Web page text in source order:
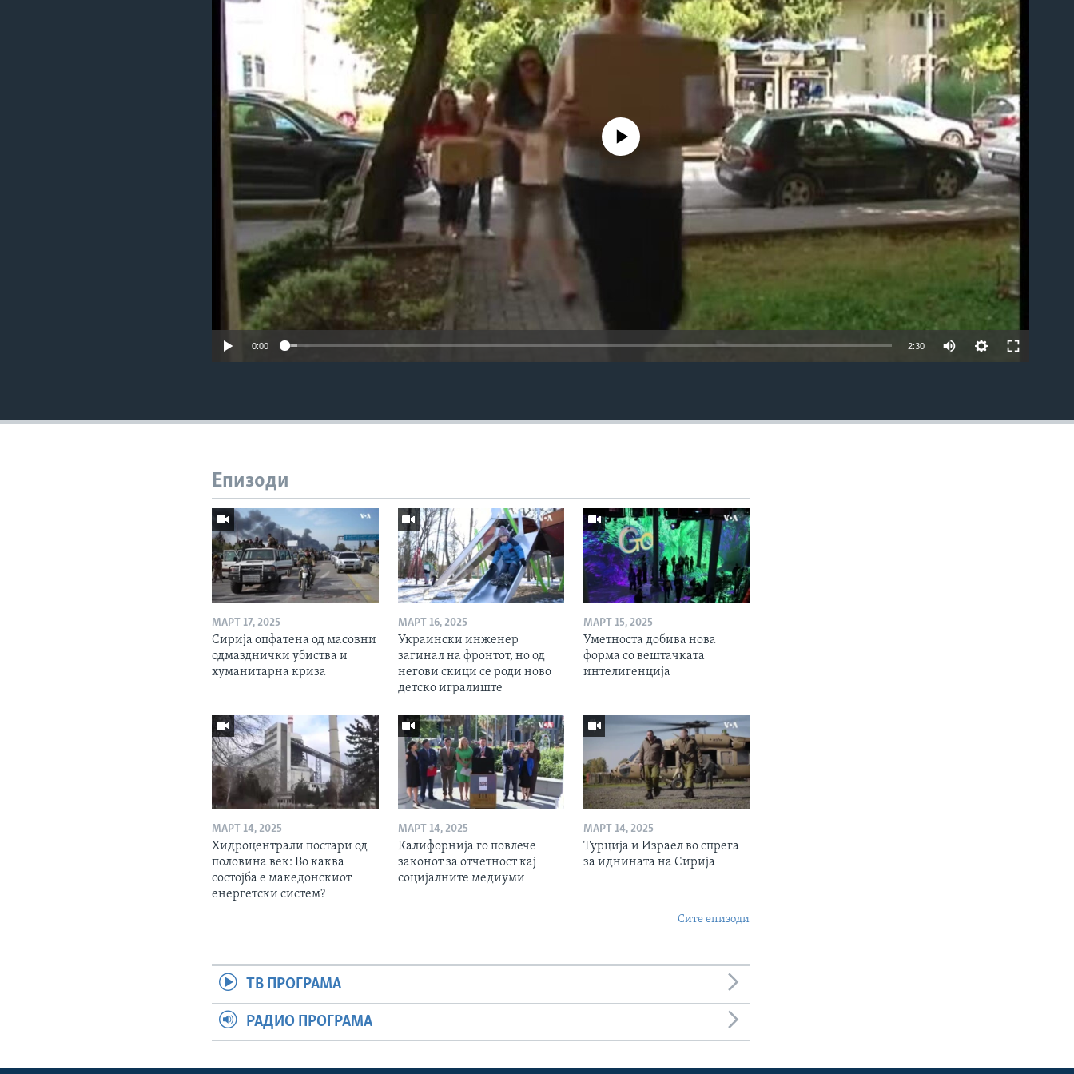
No media source currently available
0:00 2:30
Епизоди
МАРТ 17, 2025
Сирија опфатена од масовни
одмазднички убиства и
хуманитарна криза
МАРТ 16, 2025
Украински инженер
загинал на фронтот, но од
негови скици се роди ново
детско игралиште
МАРТ 15, 2025
Уметноста добива нова
форма со вештачката
интелигенција
МАРТ 14, 2025
Хидроцентрали постари од
половина век: Во каква
состојба е македонскиот
енергетски систем?
МАРТ 14, 2025
Калифорнија го повлече
законот за отчетност кај
социјалните медиуми
МАРТ 14, 2025
Турција и Израел во спрега
за иднината на Сирија
Сите епизоди
ТВ ПРОГРАМА
РАДИО ПРОГРАМА